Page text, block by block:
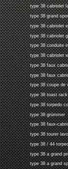
type 38 cabriolet
type 38 grand
type 38 cabriolet
type 38 cabriolet
type 38 conduite
type 38 cabriolet
type 38 faux
type 38 faux
type 38 coupe de
type 38 toast rack
type 38 torpedo
type 38 grümmer
type 38 faux-
type 38 tourer
type 38 / 44
type 38 a grand
type 38 a grand